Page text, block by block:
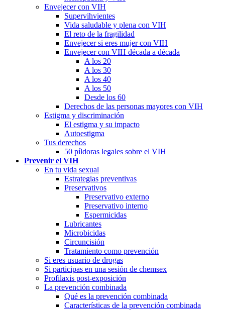
Envejecer con VIH
Supervihvientes
Vida saludable y plena con VIH
El reto de la fragilidad
Envejecer si eres mujer con VIH
Envejecer con VIH década a década
A los 20
A los 30
A los 40
A los 50
Desde los 60
Derechos de las personas mayores con VIH
Estigma y discriminación
El estigma y su impacto
Autoestigma
Tus derechos
50 píldoras legales sobre el VIH
Prevenir el VIH
En tu vida sexual
Estrategias preventivas
Preservativos
Preservativo externo
Preservativo interno
Espermicidas
Lubricantes
Microbicidas
Circuncisión
Tratamiento como prevención
Si eres usuario de drogas
Si participas en una sesión de chemsex
Profilaxis post-exposición
La prevención combinada
Qué es la prevención combinada
Características de la prevención combinada